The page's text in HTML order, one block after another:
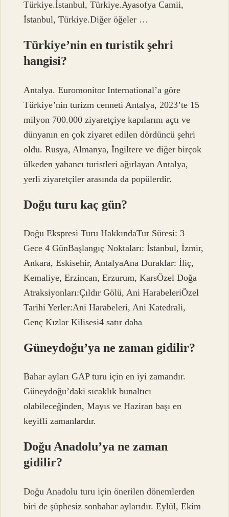
Türkiye.İstanbul, Türkiye.Ayasofya Camii,
İstanbul, Türkiye.Diğer öğeler …
Türkiye’nin en turistik şehri
hangisi?
Antalya. Euromonitor International’a göre
Türkiye’nin turizm cenneti Antalya, 2023’te 15
milyon 700.000 ziyaretçiye kapılarını açtı ve
dünyanın en çok ziyaret edilen dördüncü şehri
oldu. Rusya, Almanya, İngiltere ve diğer birçok
ülkeden yabancı turistleri ağırlayan Antalya,
yerli ziyaretçiler arasında da popülerdir.
Doğu turu kaç gün?
Doğu Ekspresi Turu HakkındaTur Süresi: 3
Gece 4 GünBaşlangıç ​​Noktaları: İstanbul, İzmir,
Ankara, Eskisehir, AntalyaAna Duraklar: İliç,
Kemaliye, Erzincan, Erzurum, KarsÖzel Doğa
Atraksiyonları:Çıldır Gölü, Ani HarabeleriÖzel
Tarihi Yerler:Ani Harabeleri, Ani Katedrali,
Genç Kızlar Kilisesi4 satır daha
Güneydoğu’ya ne zaman gidilir?
Bahar ayları GAP turu için en iyi zamandır.
Güneydoğu’daki sıcaklık bunaltıcı
olabileceğinden, Mayıs ve Haziran başı en
keyifli zamanlardır.
Doğu Anadolu’ya ne zaman
gidilir?
Doğu Anadolu turu için önerilen dönemlerden
biri de şüphesiz sonbahar aylarıdır. Eylül, Ekim